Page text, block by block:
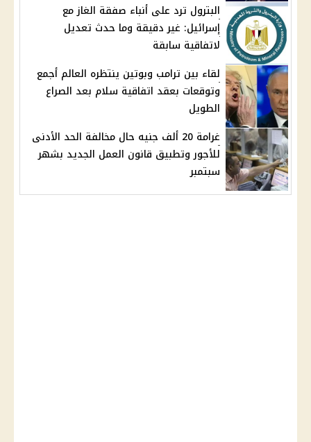
البترول ترد على أنباء صفقة الغاز مع
إسرائيل: غير دقيقة وما حدث تعديل
لاتفاقية سابقة
لقاء بين ترامب وبوتين ينتظره العالم أجمع
وتوقعات بعقد اتفاقية سلام بعد الصراع
الطويل
غرامة 20 ألف جنيه حال مخالفة الحد الأدنى
للأجور وتطبيق قانون العمل الجديد بشهر
سبتمبر